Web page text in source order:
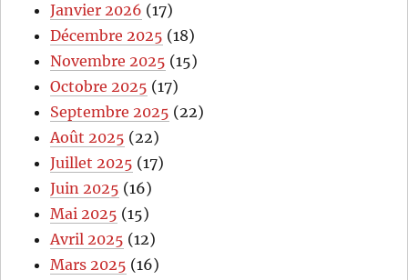
Janvier 2026 (17)
Décembre 2025 (18)
Novembre 2025 (15)
Octobre 2025 (17)
Septembre 2025 (22)
Août 2025 (22)
Juillet 2025 (17)
Juin 2025 (16)
Mai 2025 (15)
Avril 2025 (12)
Mars 2025 (16)